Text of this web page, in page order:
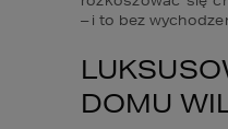
– i to bez
DOMU